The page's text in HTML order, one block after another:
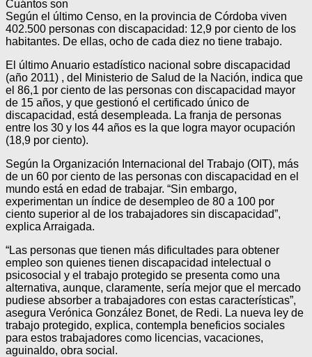
Cuántos son
Según el último Censo, en la provincia de Córdoba viven
402.500 personas con discapacidad: 12,9 por ciento de los
habitantes. De ellas, ocho de cada diez no tiene trabajo.
El último Anuario estadístico nacional sobre discapacidad
(año 2011) , del Ministerio de Salud de la Nación, indica que
el 86,1 por ciento de las personas con discapacidad mayor
de 15 años, y que gestionó el certificado único de
discapacidad, está desempleada. La franja de personas
entre los 30 y los 44 años es la que logra mayor ocupación
(18,9 por ciento).
Según la Organización Internacional del Trabajo (OIT), más
de un 60 por ciento de las personas con discapacidad en el
mundo está en edad de trabajar. “Sin embargo,
experimentan un índice de desempleo de 80 a 100 por
ciento superior al de los trabajadores sin discapacidad”,
explica Arraigada.
“Las personas que tienen más dificultades para obtener
empleo son quienes tienen discapacidad intelectual o
psicosocial y el trabajo protegido se presenta como una
alternativa, aunque, claramente, sería mejor que el mercado
pudiese absorber a trabajadores con estas características”,
asegura Verónica González Bonet, de Redi. La nueva ley de
trabajo protegido, explica, contempla beneficios sociales
para estos trabajadores como licencias, vacaciones,
aguinaldo, obra social.